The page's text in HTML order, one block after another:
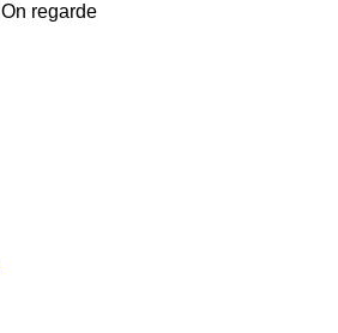
On regarde